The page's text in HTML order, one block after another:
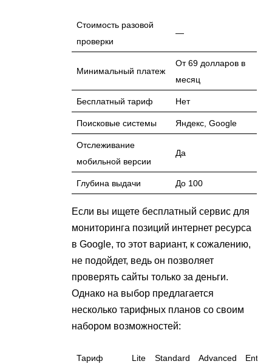
Стоимость разовой
проверки
—
Минимальный платеж
От 69 долларов в
месяц
Бесплатный тариф Нет
Поисковые системы Яндекс, Google
Отслеживание
мобильной версии
Да
Глубина выдачи До 100
Если вы ищете бесплатный сервис для
мониторинга позиций интернет ресурса
в Google, то этот вариант, к сожалению,
не подойдет, ведь он позволяет
проверять сайты только за деньги.
Однако на выбор предлагается
несколько тарифных планов со своим
набором возможностей:
Тариф Lite Standard Advanced